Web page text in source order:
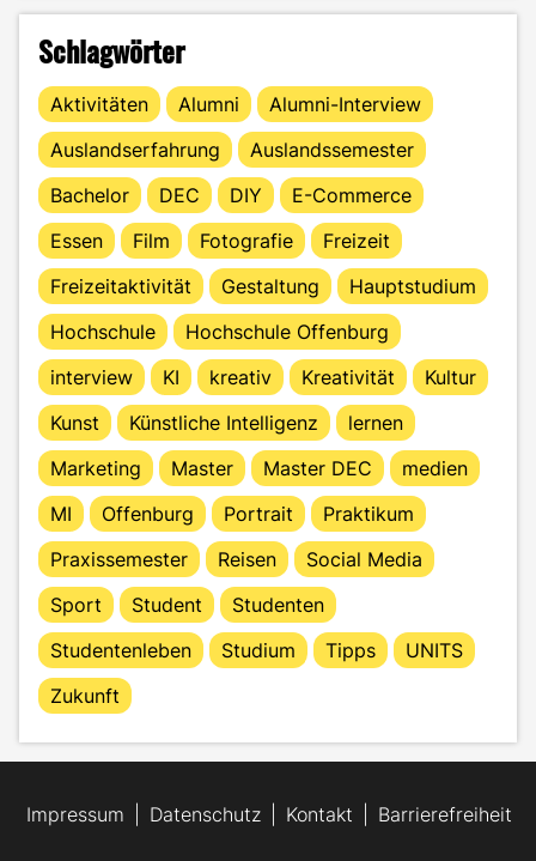
Schlagwörter
Aktivitäten Alumni
Alumni-Interview
Auslandserfahrung
Auslandssemester
Bachelor
DEC DIY
E-Commerce
Essen
Film Fotografie
Freizeit
Freizeitaktivität
Gestaltung
Hauptstudium
Hochschule
Hochschule Offenburg
interview
KI kreativ Kreativität
Kultur
Kunst
Künstliche Intelligenz
lernen
Marketing
Master Master DEC
medien
MI
Offenburg Portrait
Praktikum
Praxissemester
Reisen
Social Media
Sport
Student
Studenten
Studentenleben
Studium Tipps
UNITS
Zukunft
Impressum Datenschutz Kontakt Barrierefreiheit